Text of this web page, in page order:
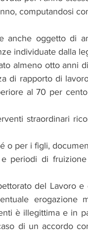
computandosi
anche oggetto di
individuate dalla
almeno otto anni
di rapporto di
al 70 per
straordinari
o per i figli,
periodi di
del Lavoro e
erogazione
è illegittima e in
di un accordo